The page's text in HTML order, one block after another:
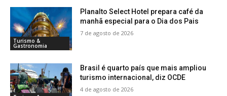
Turismo &
Gastronomia
Planalto Select Hotel prepara café da
manhã especial para o Dia dos Pais
7 de agosto de 2026
Brasil é quarto país que mais ampliou
turismo internacional, diz OCDE
4 de agosto de 2026